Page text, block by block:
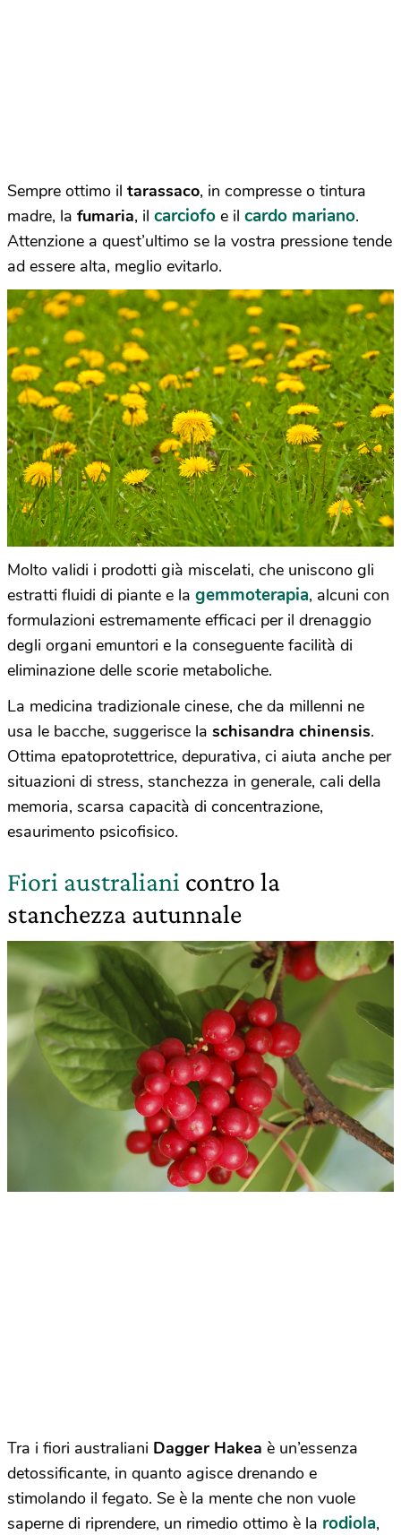
Sempre ottimo il tarassaco, in compresse o tintura
madre, la fumaria, il carciofo e il cardo mariano.
Attenzione a quest’ultimo se la vostra pressione tende
ad essere alta, meglio evitarlo.
Molto validi i prodotti già miscelati, che uniscono gli
estratti fluidi di piante e la gemmoterapia, alcuni con
formulazioni estremamente efficaci per il drenaggio
degli organi emuntori e la conseguente facilità di
eliminazione delle scorie metaboliche.
La medicina tradizionale cinese, che da millenni ne
usa le bacche, suggerisce la schisandra chinensis.
Ottima epatoprotettrice, depurativa, ci aiuta anche per
situazioni di stress, stanchezza in generale, cali della
memoria, scarsa capacità di concentrazione,
esaurimento psicofisico.
Fiori australiani contro la
stanchezza autunnale
Tra i fiori australiani Dagger Hakea è un’essenza
detossificante, in quanto agisce drenando e
stimolando il fegato. Se è la mente che non vuole
saperne di riprendere, un rimedio ottimo è la rodiola,